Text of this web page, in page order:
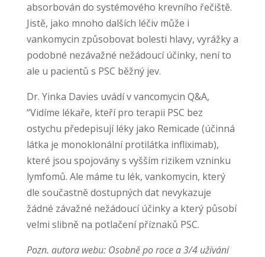
absorbován do systémového krevního řečiště.
Jistě, jako mnoho dalších léčiv může i
vankomycin způsobovat bolesti hlavy, vyrážky a
podobné nezávažné nežádoucí účinky, není to
ale u pacientů s PSC běžný jev.
Dr. Yinka Davies uvádí v vancomycin Q&A,
“Vidíme lékaře, kteří pro terapii PSC bez
ostychu předepisují léky jako Remicade (účinná
látka je monoklonální protilátka infliximab),
které jsou spojovány s vyšším rizikem vzninku
lymfomů. Ale máme tu lék, vankomycin, který
dle součastně dostupných dat nevykazuje
žádné závažné nežádoucí účinky a který působí
velmi slibně na potlačení příznaků PSC.
Pozn. autora webu: Osobně po roce a 3/4 užívání